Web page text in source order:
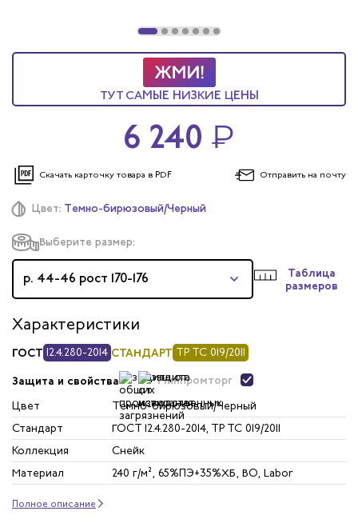
Цвет: Темно-бирюзовый/Черный
Выберите размер:
р. 44-46 рост 170-176
Таблица
размеров
Характеристики
ГОСТ 12.4.280-2014 СТАНДАРТ ТР ТС 019/2011
Защита и свойства Минпромторг
Цвет
Темно-бирюзовый/Черный
Стандарт
ГОСТ 12.4.280-2014, ТР ТС 019/2011
Коллекция
Снейк
Материал
240 г/м², 65%ПЭ+35%ХБ, ВО, Labor
Полное описание
ТУТ САМЫЕ НИЗКИЕ ЦЕНЫ
6 240 ₽
Скачать карточку товара в PDF Отправить на почту